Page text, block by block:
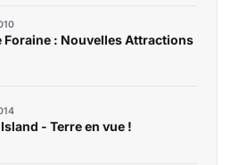
Foraine : Nouvelles Attractions
- Terre en vue !